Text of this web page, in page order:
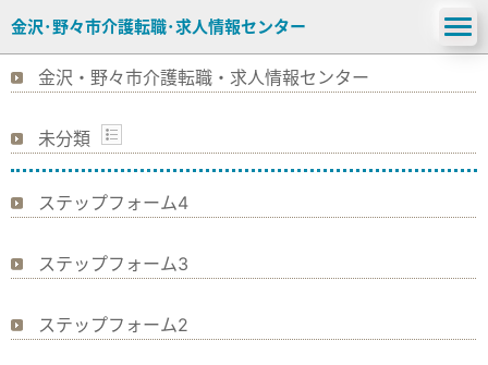
金沢･野々市介護転職･求人情報センター
金沢・野々市介護転職・求人情報センター
未分類
ステップフォーム4
ステップフォーム3
ステップフォーム2